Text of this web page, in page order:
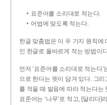
표준어를 소리대로 적는다.
어법에 맞도록 적는다.
한글 맞춤법은 이 두 가지 원칙에
인 한글로 올바르게 적는 방법이
먼저 ‘표준어를 소리대로 적는다
으로 한다는 뜻이 담겨 있다. 그리
를 적을 때 발음에 따라 적는다는
표준어는 ‘나무’로 적고, [달리다]